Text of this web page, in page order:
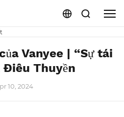
Vanyee | “Sự tái
Điêu Thuyền
10, 2024